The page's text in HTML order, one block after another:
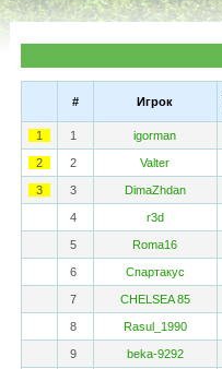
# Игрок
1 1 igorman
2 2 Valter
3 3 DimaZhdan
4 r3d
5 Roma16
6 Спартакус
7 CHELSEA 85
8 Rasul_1990
9 beka-9292